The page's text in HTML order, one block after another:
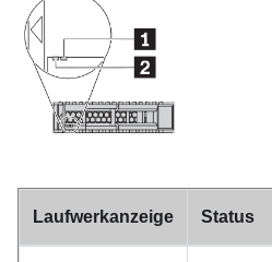
Laufwerkanzeige Status